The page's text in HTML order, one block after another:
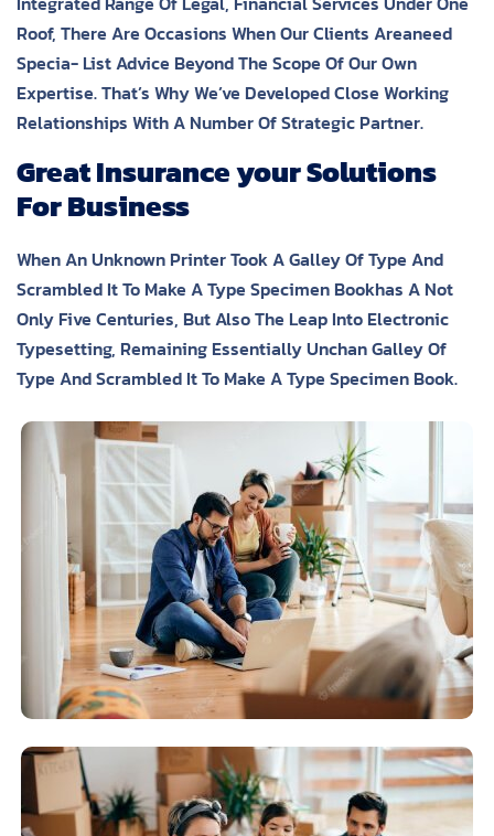
Roof, There Are Occasions When Our Clients Areaneed
Specia- List Advice Beyond The Scope Of Our Own
Expertise. That’s Why We’ve Developed Close Working
Relationships With A Number Of Strategic Partner.
Great Insurance your Solutions
For Business
When An Unknown Printer Took A Galley Of Type And
Scrambled It To Make A Type Specimen Bookhas A Not
Only Five Centuries, But Also The Leap Into Electronic
Typesetting, Remaining Essentially Unchan Galley Of
Type And Scrambled It To Make A Type Specimen Book.